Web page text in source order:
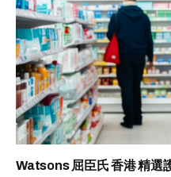
Watsons 屈臣氏 香港 精選